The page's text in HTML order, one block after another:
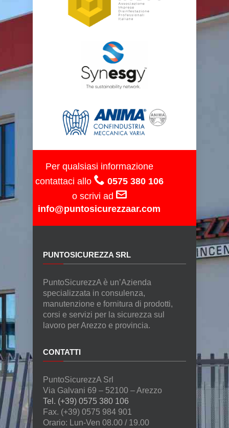
Per qualsiasi informazione
contattaci allo
0575 380 106
o scrivi ad
info@puntosicurezzaar.com
PUNTOSICUREZZA SRL
PuntoSicurezzA è un’Azienda
specializzata in consulenza,
manutenzione e fornitura di prodotti,
corsi e servizi per la sicurezza sul
lavoro per Arezzo e provincia.
CONTATTI
PuntoSicurezzA Srl
Via Galvani 69 – 52100 – Arezzo
Tel. (+39) 0575 380 106
Fax. (+39) 0575 984 901
Orario: Lun-Ven 08.00 / 19.00